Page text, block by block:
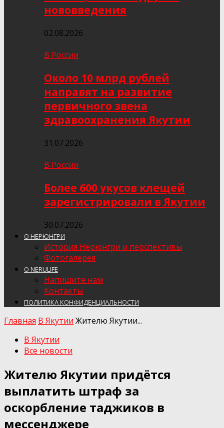
нововведения
02.08.2026
В России
Около 10 млрд рублей
направят на развитие
первичного звена
здравоохранения Якутии
31.07.2026
В России
Более 600 укусов клещей
зарегистрировали в Якутии
30.07.2026
О НЕРЮНГРИ
История Нерюнгри и перспективы
Фотогалерея
О NERULIFE
Напишите нам
Контакты
ПОЛИТИКА КОНФИДЕНЦИАЛЬНОСТИ
Главная В Якутии Жителю Якутии...
В Якутии
Все новости
Жителю Якутии придётся
выплатить штраф за
оскорбление таджиков в
мессенджере